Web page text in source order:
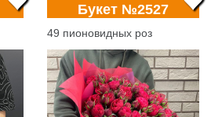
Букет №2527
49 пионовидных роз